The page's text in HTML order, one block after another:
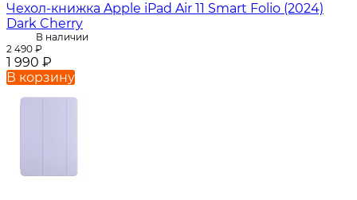
Чехол-книжка Apple iPad Air 11 Smart Folio (2024)
Dark Cherry
В наличии
2 490 ₽
1 990 ₽
В корзину